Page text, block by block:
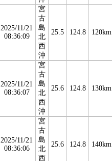
2025/11/21
08:36:09
宮
古
島
北
西
沖
25.5 124.8 120km
2025/11/21
08:36:07
宮
古
島
北
西
沖
25.6 124.8 130km
2025/11/21
08:36:06
宮
古
島
北
西
25.6 124.8 140km